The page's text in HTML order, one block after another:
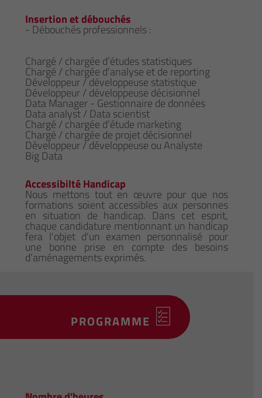
Insertion et débouchés
- Débouchés professionnels :
Chargé / chargée d’études statistiques
Chargé / chargée d’analyse et de reporting
Développeur / développeuse statistique
Développeur / développeuse décisionnel
Data Manager - Gestionnaire de données
Data analyst / Data scientist
Chargé / chargée d’étude marketing
Chargé / chargée de projet décisionnel
Développeur / développeuse ou Analyste
Big Data
Accessibilté Handicap
Nous mettons tout en œuvre pour que nos
formations soient accessibles aux personnes
en situation de handicap. Dans cet esprit,
chaque candidature mentionnant un handicap
fera l'objet d'un examen personnalisé pour
une bonne prise en compte des besoins
d’aménagements exprimés.
PROGRAMME